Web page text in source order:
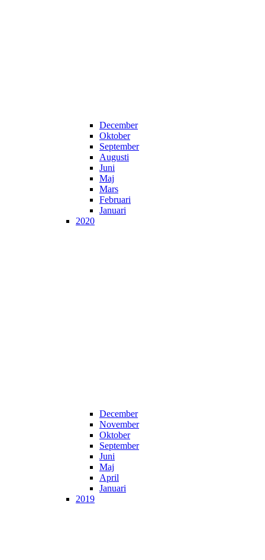
December
Oktober
September
Augusti
Juni
Maj
Mars
Februari
Januari
2020
December
November
Oktober
September
Juni
Maj
April
Januari
2019